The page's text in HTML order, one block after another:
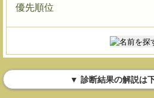
優先順位
▼ 診断結果の解説は